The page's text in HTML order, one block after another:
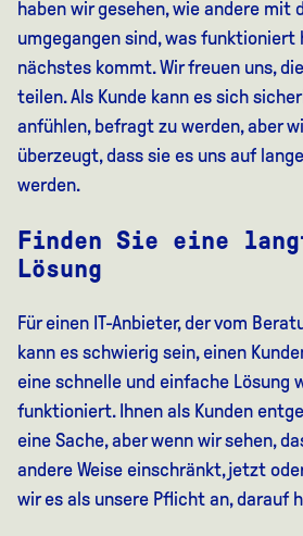
haben wir gesehen, wie andere mit
umgegangen sind, was funktioniert
nächstes kommt. Wir freuen uns,
teilen. Als Kunde kann es sich
anfühlen, befragt zu werden, aber
überzeugt, dass sie es uns auf
werden.
Finden Sie eine
Lösung
Für einen IT-Anbieter, der vom
kann es schwierig sein, einen
eine schnelle und einfache Lösung
funktioniert. Ihnen als Kunden
eine Sache, aber wenn wir sehen,
andere Weise einschränkt, jetzt
wir es als unsere Pflicht an, darauf